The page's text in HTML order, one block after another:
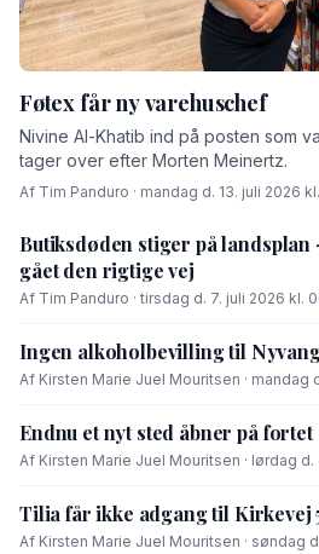
Føtex får ny varehuschef
Nivine Al-Khatib ind på posten som
tager over efter Morten Meinertz.
Af Tim Panduro · mandag d. 13. juli 2026 kl.
Butiksdøden stiger på
gået den rigtige vej
Af Tim Panduro · tirsdag d. 7. juli 2026 kl.
Ingen alkoholbevilling til
Af Kirsten Marie Juel Mouritsen · mandag
Endnu et nyt sted åbner på fortet
Af Kirsten Marie Juel Mouritsen · lørdag d.
Tilia får ikke adgang til Kirkevej
Af Kirsten Marie Juel Mouritsen · søndag